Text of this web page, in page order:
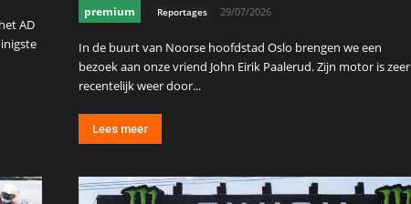
AD
premium Reportages 29/07/2026
In de buurt van Noorse hoofdstad Oslo brengen we een
bezoek aan onze vriend John Eirik Paalerud. Zijn motor is zeer
recentelijk weer door...
Lees meer